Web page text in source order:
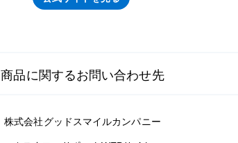
商品に関するお問い合わせ先
株式会社グッドスマイルカンパニー